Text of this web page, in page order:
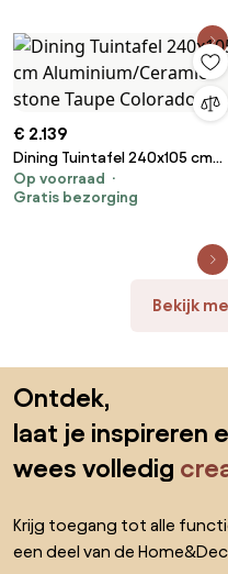
€ 2.139
Dining Tuintafel 240x105 cm
Aluminium/Ceramic stone
Taupe Colorado
Op voorraad
Gratis bezorging
Bekijk
Ontdek,
laat je inspireren
wees volledig
Krijg toegang tot alle
een deel van de